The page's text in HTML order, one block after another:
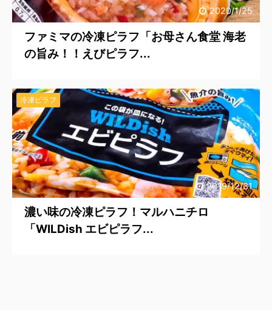
2020/1/25
ファミマの冷凍ピラフ「お母さん食堂 海老
の旨み！！えびピラフ...
2019/12/31
冷凍ピラフ
濃い味の冷凍ピラフ！マルハニチロ
「WILDish エビピラフ...